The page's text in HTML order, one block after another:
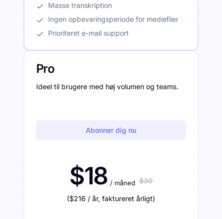
Masse transkription
Ingen opbevaringsperiode for mediefiler
Prioriteret e-mail support
Pro
Ideel til brugere med høj volumen og teams.
Abonner dig nu
$18 / måned $30
($216 / år, faktureret årligt)